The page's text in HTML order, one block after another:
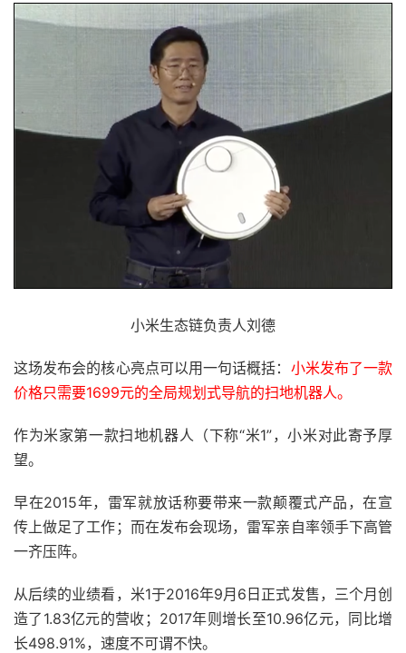
小米生态链负责人刘德
这场发布会的核心亮点可以用一句话概括： 小米发布了一款
价格只需要1699元的全局规划式导航的扫地机器人。
作为米家第一款扫地机器人（下称“米1”，小米对此寄予厚
望。
早在2015年，雷军就放话称要带来一款颠覆式产品，在宣
传上做足了工作；而在发布会现场，雷军亲自率领手下高管
一齐压阵。
从后续的业绩看，米1于2016年9月6日正式发售，三个月创
造了1.83亿元的营收；2017年则增长至10.96亿元，同比增
长498.91%，速度不可谓不快。